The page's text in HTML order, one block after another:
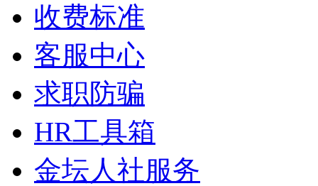
收费标准
客服中心
求职防骗
HR工具箱
金坛人社服务